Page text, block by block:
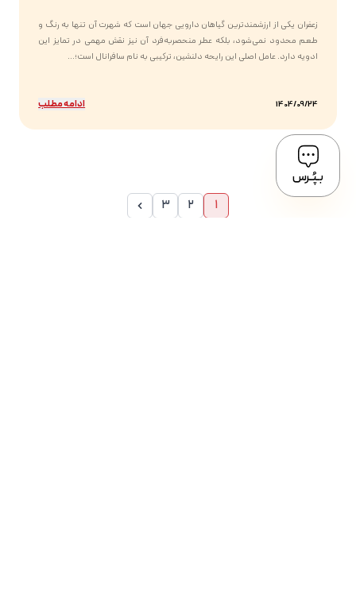
زعفران یکی از ارزشمندترین گیاهان دارویی جهان است که شهرت آن تنها به رنگ و
طعم محدود نمی‌شود، بلکه عطر منحصربه‌فرد آن نیز نقش مهمی در تمایز این
ادویه دارد. عامل اصلی این رایحه دلنشین، ترکیبی به نام سافرانال است؛...
1404/09/24 ادامه مطلب
1
2
3
بـپُـرس